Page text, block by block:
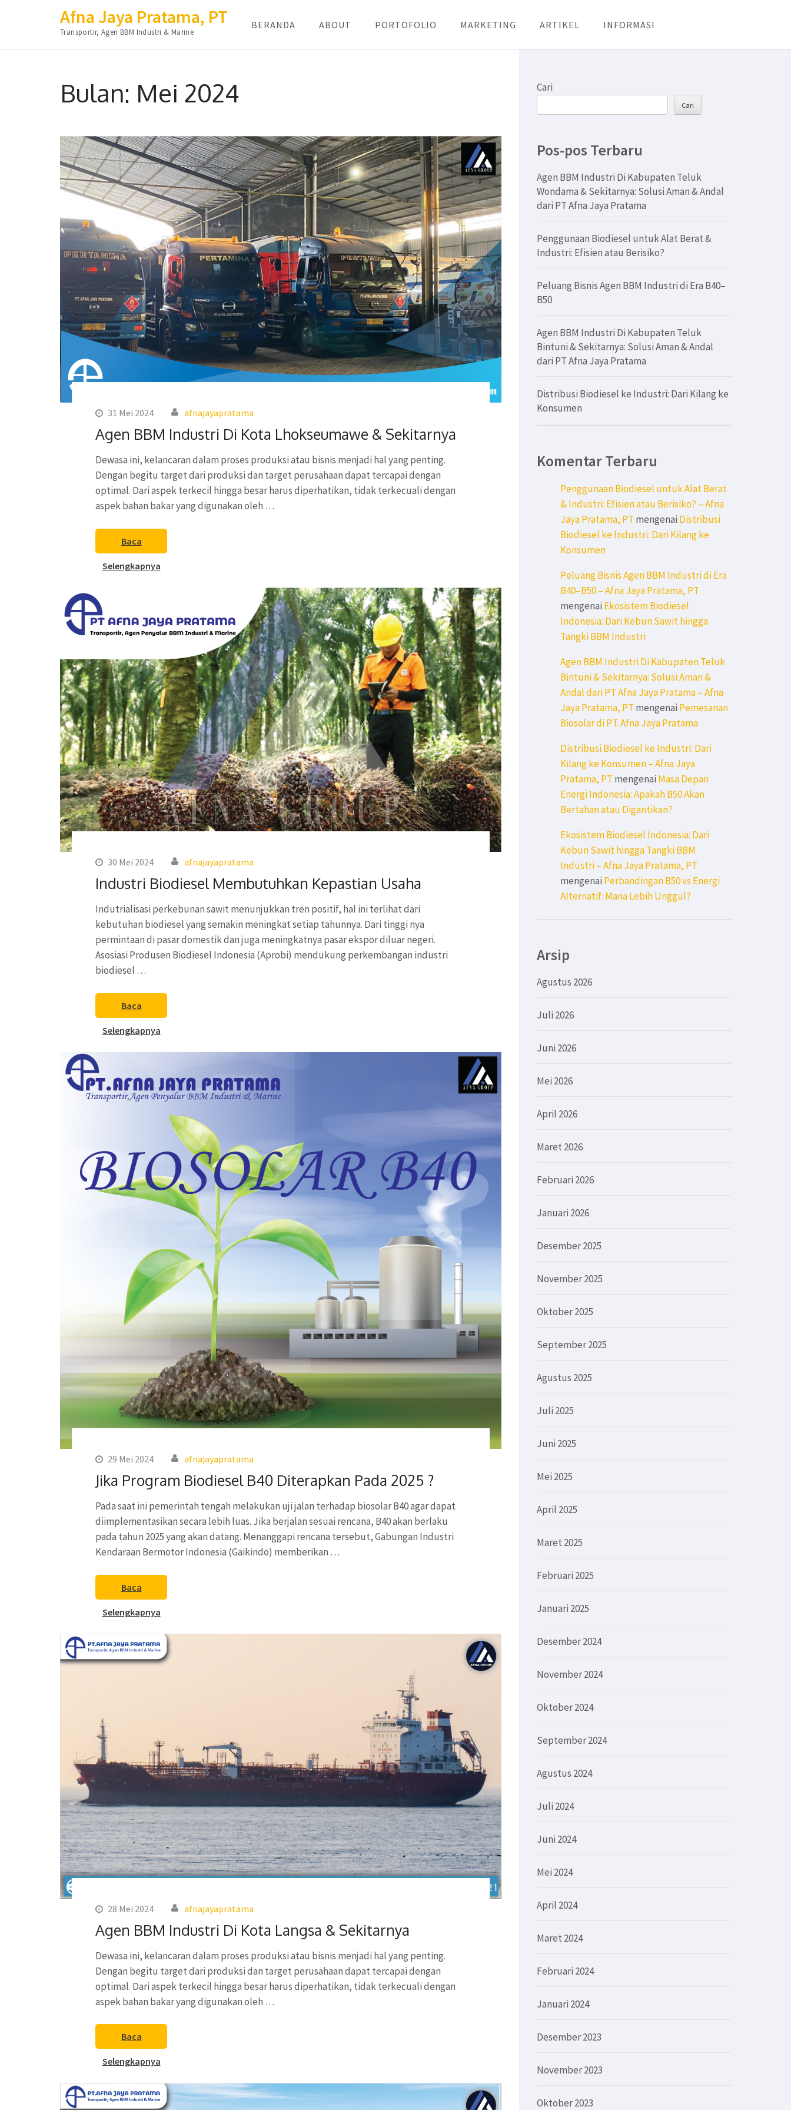
Afna Jaya Pratama, PT
Transportir, Agen BBM Industri & Marine
BERANDA ABOUT PORTOFOLIO MARKETING ARTIKEL INFORMASI
Bulan: Mei 2024
31 Mei 2024 afnajayapratama
Agen BBM Industri Di Kota Lhokseumawe & Sekitarnya
Dewasa ini, kelancaran dalam proses produksi atau bisnis menjadi hal yang penting.
Dengan begitu target dari produksi dan target perusahaan dapat tercapai dengan
optimal. Dari aspek terkecil hingga besar harus diperhatikan, tidak terkecuali dengan
aspek bahan bakar yang digunakan oleh …
Baca
Selengkapnya
30 Mei 2024 afnajayapratama
Industri Biodiesel Membutuhkan Kepastian Usaha
Indutrialisasi perkebunan sawit menunjukkan tren positif, hal ini terlihat dari
kebutuhan biodiesel yang semakin meningkat setiap tahunnya. Dari tinggi nya
permintaan di pasar domestik dan juga meningkatnya pasar ekspor diluar negeri.
Asosiasi Produsen Biodiesel Indonesia (Aprobi) mendukung perkembangan industri
biodiesel …
Baca
Selengkapnya
29 Mei 2024 afnajayapratama
Jika Program Biodiesel B40 Diterapkan Pada 2025 ?
Pada saat ini pemerintah tengah melakukan uji jalan terhadap biosolar B40 agar dapat
diimplementasikan secara lebih luas. Jika berjalan sesuai rencana, B40 akan berlaku
pada tahun 2025 yang akan datang. Menanggapi rencana tersebut, Gabungan Industri
Kendaraan Bermotor Indonesia (Gaikindo) memberikan …
Baca
Selengkapnya
28 Mei 2024 afnajayapratama
Agen BBM Industri Di Kota Langsa & Sekitarnya
Dewasa ini, kelancaran dalam proses produksi atau bisnis menjadi hal yang penting.
Dengan begitu target dari produksi dan target perusahaan dapat tercapai dengan
optimal. Dari aspek terkecil hingga besar harus diperhatikan, tidak terkecuali dengan
aspek bahan bakar yang digunakan oleh …
Baca
Selengkapnya
Cari
Cari
Pos-pos Terbaru
Agen BBM Industri Di Kabupaten Teluk
Wondama & Sekitarnya: Solusi Aman & Andal
dari PT Afna Jaya Pratama
Penggunaan Biodiesel untuk Alat Berat &
Industri: Efisien atau Berisiko?
Peluang Bisnis Agen BBM Industri di Era B40–
B50
Agen BBM Industri Di Kabupaten Teluk
Bintuni & Sekitarnya: Solusi Aman & Andal
dari PT Afna Jaya Pratama
Distribusi Biodiesel ke Industri: Dari Kilang ke
Konsumen
Komentar Terbaru
Penggunaan Biodiesel untuk Alat Berat
& Industri: Efisien atau Berisiko? – Afna
Jaya Pratama, PT mengenai Distribusi
Biodiesel ke Industri: Dari Kilang ke
Konsumen
Peluang Bisnis Agen BBM Industri di Era
B40–B50 – Afna Jaya Pratama, PT
mengenai Ekosistem Biodiesel
Indonesia: Dari Kebun Sawit hingga
Tangki BBM Industri
Agen BBM Industri Di Kabupaten Teluk
Bintuni & Sekitarnya: Solusi Aman &
Andal dari PT Afna Jaya Pratama – Afna
Jaya Pratama, PT mengenai Pemesanan
Biosolar di PT. Afna Jaya Pratama
Distribusi Biodiesel ke Industri: Dari
Kilang ke Konsumen – Afna Jaya
Pratama, PT mengenai Masa Depan
Energi Indonesia: Apakah B50 Akan
Bertahan atau Digantikan?
Ekosistem Biodiesel Indonesia: Dari
Kebun Sawit hingga Tangki BBM
Industri – Afna Jaya Pratama, PT
mengenai Perbandingan B50 vs Energi
Alternatif: Mana Lebih Unggul?
Arsip
Agustus 2026
Juli 2026
Juni 2026
Mei 2026
April 2026
Maret 2026
Februari 2026
Januari 2026
Desember 2025
November 2025
Oktober 2025
September 2025
Agustus 2025
Juli 2025
Juni 2025
Mei 2025
April 2025
Maret 2025
Februari 2025
Januari 2025
Desember 2024
November 2024
Oktober 2024
September 2024
Agustus 2024
Juli 2024
Juni 2024
Mei 2024
April 2024
Maret 2024
Februari 2024
Januari 2024
Desember 2023
November 2023
Oktober 2023